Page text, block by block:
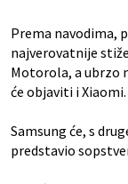
Prema navodima,
najverovatnije
Motorola, a ubrzo
će objaviti i Xiaomi.
Samsung će, s
predstavio